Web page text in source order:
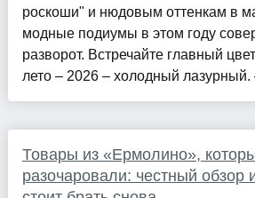
роскоши" и нюдовым оттенкам в
модные подиумы в этом году
разворот. Встречайте главный
лето – 2026 – холодный
Товары из «Ермолино»,
разочаровали: честный обзор